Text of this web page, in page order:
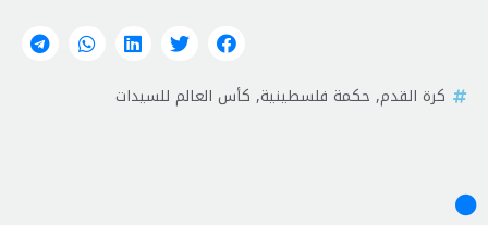
كرة القدم, حكمة فلسطينية, كأس العالم للسيدات